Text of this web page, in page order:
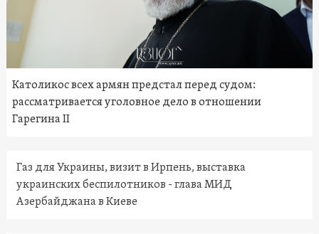
Католикос всех армян предстал перед судом:
рассматривается уголовное дело в отношении
Гарегина II
Газ для Украины, визит в Ирпень, выставка
украинских беспилотников - глава МИД
Азербайджана в Киеве